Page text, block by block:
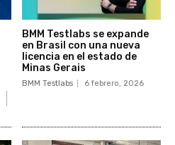
BMM Testlabs se expande
en Brasil con una nueva
licencia en el estado de
Minas Gerais
BMM Testlabs 6 febrero, 2026